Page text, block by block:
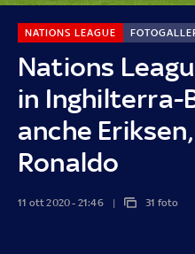
Nations
in Inghilterra-
anche
Ronaldo
NATIONS LEAGUE
11 ott 2020 - 21:46 31 foto